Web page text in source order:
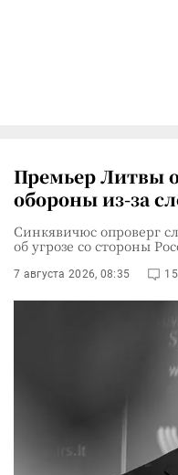
Премьер Литвы
обороны из-за
Синкявичюс опроверг
об угрозе со стороны
7 августа 2026, 08:35 15